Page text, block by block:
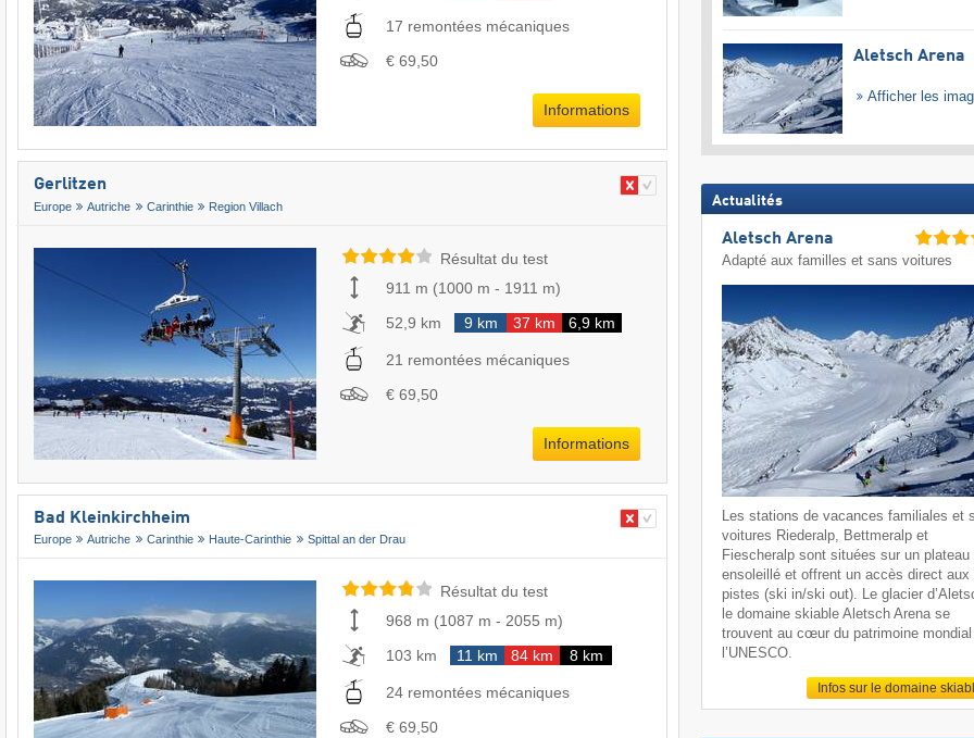
17 remontées mécaniques
€ 69,50
Informations
Gerlitzen
Europe Autriche Carinthie Region Villach
Résultat du test
911 m (1000 m - 1911 m)
52,9 km
9 km 37 km 6,9 km
21 remontées mécaniques
€ 69,50
Informations
Bad Kleinkirchheim
Europe Autriche Carinthie Haute-Carinthie Spittal an der Drau
Résultat du test
968 m (1087 m - 2055 m)
103 km
11 km 84 km 8 km
24 remontées mécaniques
€ 69,50
Aletsch Arena
Afficher les
Actualités
Aletsch Arena
Adapté aux familles et sans voitures
Les stations de vacances familiales et
voitures Riederalp, Bettmeralp et
Fiescheralp sont situées sur un plateau
ensoleillé et offrent un accès direct aux
pistes (ski in/ski out). Le glacier
le domaine skiable Aletsch Arena se
trouvent au cœur du patrimoine
l’UNESCO.
Infos sur le domaine